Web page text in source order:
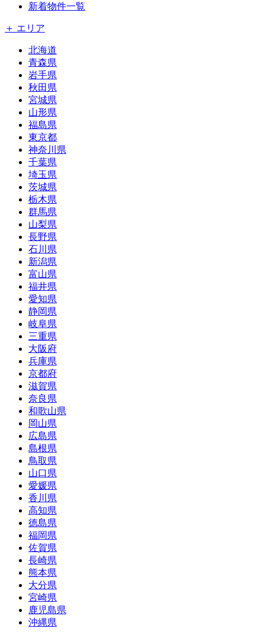
新着物件一覧
＋ エリア
北海道
青森県
岩手県
秋田県
宮城県
山形県
福島県
東京都
神奈川県
千葉県
埼玉県
茨城県
栃木県
群馬県
山梨県
長野県
石川県
新潟県
富山県
福井県
愛知県
静岡県
岐阜県
三重県
大阪府
兵庫県
京都府
滋賀県
奈良県
和歌山県
岡山県
広島県
島根県
鳥取県
山口県
愛媛県
香川県
高知県
徳島県
福岡県
佐賀県
長崎県
熊本県
大分県
宮崎県
鹿児島県
沖縄県